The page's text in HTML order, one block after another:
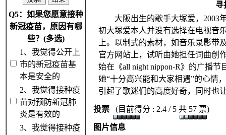
Q5：如果您愿意接种
新冠疫苗，原因有哪
些？(多选)
1、我觉得公开上
市的新冠疫苗基
本是安全的
2、我觉得接种疫
苗对预防新冠肺
炎是有效的
3、我觉得接种疫
寻
大阪出生的歌手大塚爱，2003年
初大塚爱本人并没有选择在电视音
上。以制式的素材，如音乐录影
官方网站上，试听由她担任词曲创
始在《all night nippon-R》的广播
她“十分高兴能和大家相遇”的心情
引起了歌迷们的高度好奇，同时也
投票 (目前得分 : 2.4 / 5 共 57 票)
图片信息